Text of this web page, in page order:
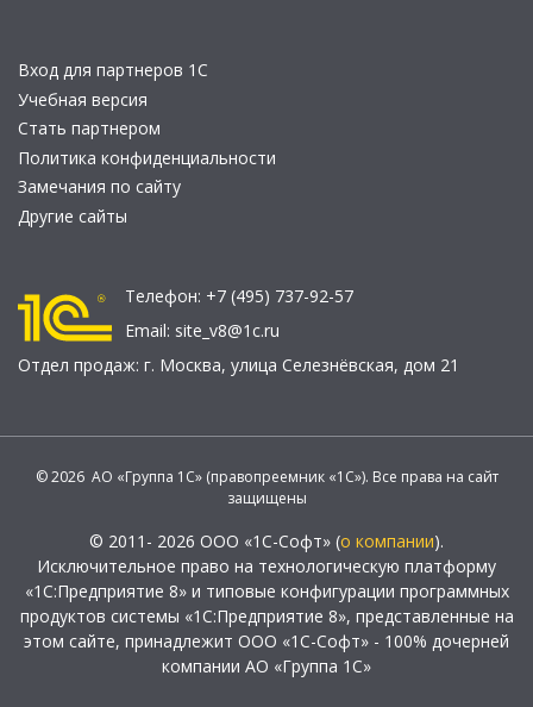
Вход для партнеров 1С
Учебная версия
Стать партнером
Политика конфиденциальности
Замечания по сайту
Другие сайты
Телефон: +7 (495) 737-92-57
Email: site_v8@1c.ru
Отдел продаж: г. Москва, улица Селезнёвская, дом 21
© 2026 АО «Группа 1С» (правопреемник «1С»). Все права на сайт
защищены
© 2011- 2026 ООО «1С-Софт» (о компании).
Исключительное право на технологическую платформу
«1С:Предприятие 8» и типовые конфигурации программных
продуктов системы «1С:Предприятие 8», представленные на
этом сайте, принадлежит ООО «1С-Софт» - 100% дочерней
компании АО «Группа 1С»